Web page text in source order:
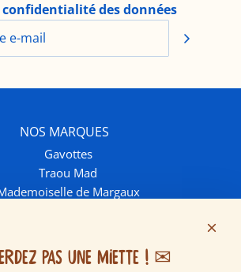
des données
NOS MARQUES
Gavottes
Traou Mad
de Margaux
Livraison et frais de port
PAS UNE MIETTE ! ✉